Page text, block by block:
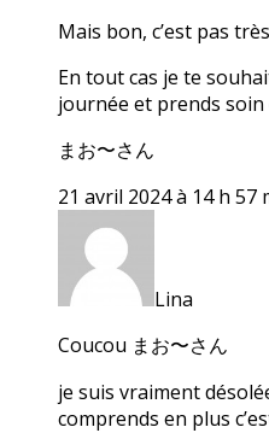
Mais bon, c’est pas
En tout cas je te
journée et prends
まお〜さん
21 avril 2024 à 14 h 57
Lina
Coucou まお〜さん
je suis vraiment
comprends en plus